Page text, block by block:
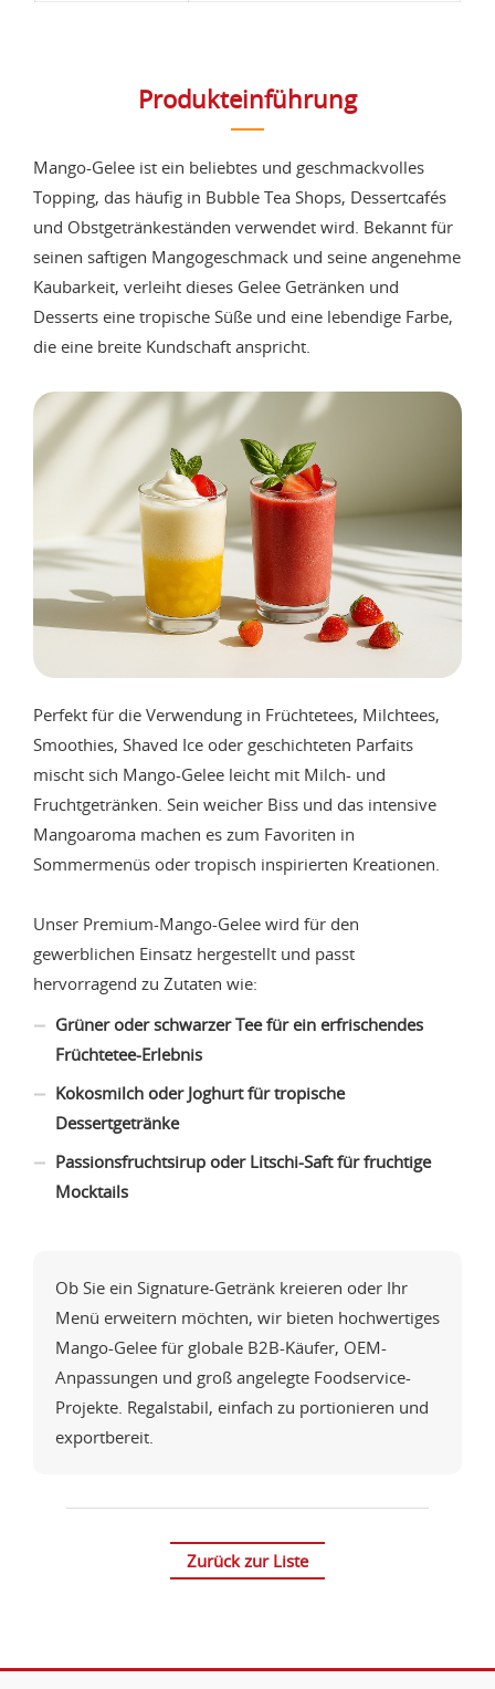
Produkteinführung
Mango-Gelee ist ein beliebtes und geschmackvolles
Topping, das häufig in Bubble Tea Shops, Dessertcafés
und Obstgetränkeständen verwendet wird. Bekannt für
seinen saftigen Mangogeschmack und seine angenehme
Kaubarkeit, verleiht dieses Gelee Getränken und
Desserts eine tropische Süße und eine lebendige Farbe,
die eine breite Kundschaft anspricht.
Perfekt für die Verwendung in Früchtetees, Milchtees,
Smoothies, Shaved Ice oder geschichteten Parfaits
mischt sich Mango-Gelee leicht mit Milch- und
Fruchtgetränken. Sein weicher Biss und das intensive
Mangoaroma machen es zum Favoriten in
Sommermenüs oder tropisch inspirierten Kreationen.
Unser Premium-Mango-Gelee wird für den
gewerblichen Einsatz hergestellt und passt
hervorragend zu Zutaten wie:
Grüner oder schwarzer Tee für ein erfrischendes
Früchtetee-Erlebnis
Kokosmilch oder Joghurt für tropische
Dessertgetränke
Passionsfruchtsirup oder Litschi-Saft für fruchtige
Mocktails
Ob Sie ein Signature-Getränk kreieren oder Ihr
Menü erweitern möchten, wir bieten hochwertiges
Mango-Gelee für globale B2B-Käufer, OEM-
Anpassungen und groß angelegte Foodservice-
Projekte. Regalstabil, einfach zu portionieren und
exportbereit.
Zurück zur Liste